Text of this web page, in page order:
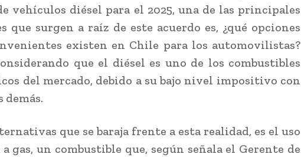
vehículos diésel para el 2025, una de las principales
que surgen a raíz de este acuerdo es, ¿qué opciones
existen en Chile para los automovilistas?
que el diésel es uno de los combustibles
del mercado, debido a su bajo nivel impositivo con
demás.
que se baraja frente a esta realidad, es el uso
gas, un combustible que, según señala el Gerente de